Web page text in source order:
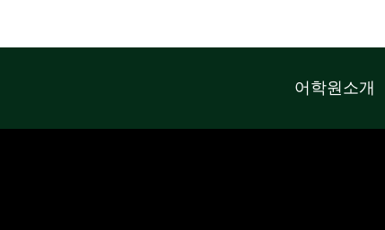
어학원소개